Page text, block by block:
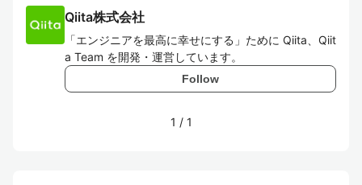
Qiita株式会社
「エンジニアを最高に幸せにする」ために Qiita、Qiit
a Team を開発・運営しています。
Follow
1 / 1